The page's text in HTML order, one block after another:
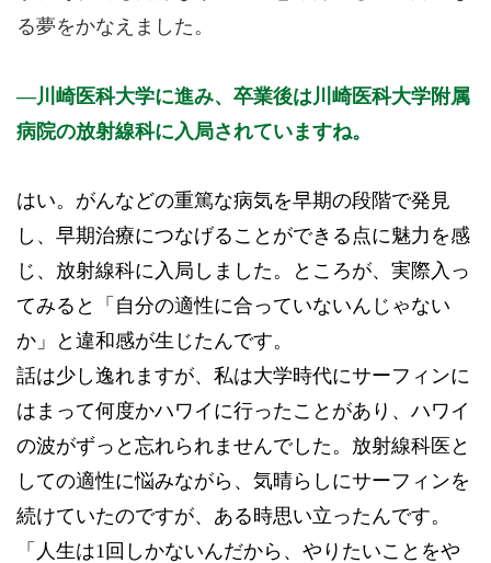
る夢をかなえました。
川崎医科大学に進み、卒業後は川崎医科大学附属
病院の放射線科に入局されていますね。
はい。がんなどの重篤な病気を早期の段階で発見
し、早期治療につなげることができる点に魅力を感
じ、放射線科に入局しました。ところが、実際入っ
てみると「自分の適性に合っていないんじゃない
か」と違和感が生じたんです。
話は少し逸れますが、私は大学時代にサーフィンに
はまって何度かハワイに行ったことがあり、ハワイ
の波がずっと忘れられませんでした。放射線科医と
しての適性に悩みながら、気晴らしにサーフィンを
続けていたのですが、ある時思い立ったんです。
「人生は1回しかないんだから、やりたいことをや